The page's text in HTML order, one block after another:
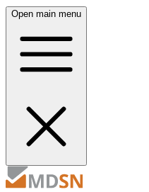
Open main menu